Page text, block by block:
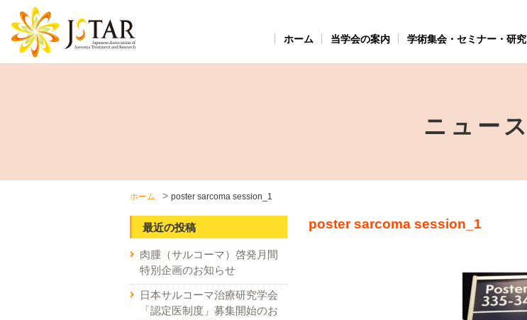
ホーム 当学会の案内 学術集会・セミナー・研究
ニュース
ホーム poster sarcoma session_1
poster sarcoma session_1
最近の投稿
肉腫（サルコーマ）啓発月間
特別企画のお知らせ
日本サルコーマ治療研究学会
「認定医制度」募集開始のお